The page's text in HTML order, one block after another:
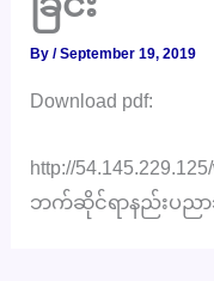
By/September 19, 2019
Download pdf:
http://
ဘက်ဆိုင်ရာနည်းပညာ